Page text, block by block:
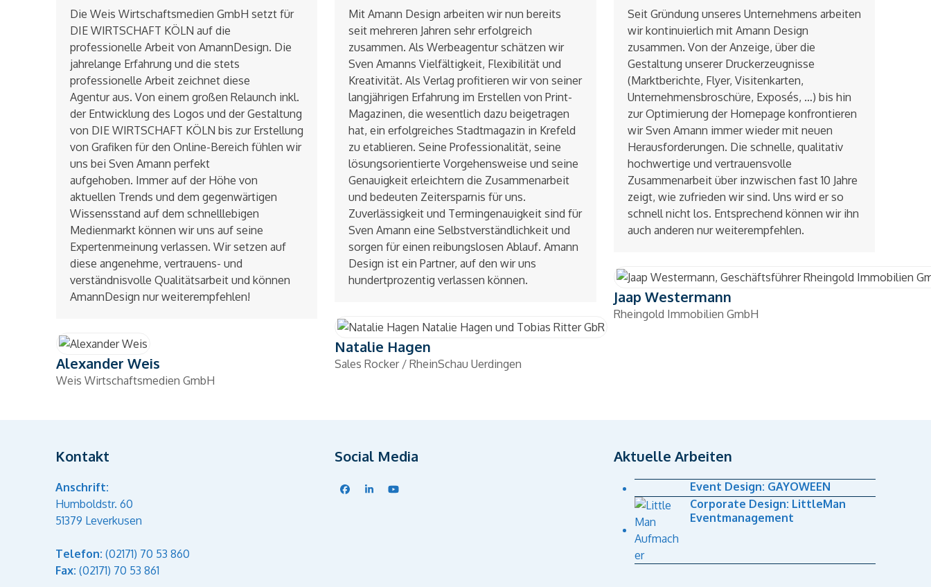
Die Weis Wirtschaftsmedien GmbH setzt für
DIE WIRTSCHAFT KÖLN auf die
professionelle Arbeit von AmannDesign. Die
jahrelange Erfahrung und die stets
professionelle Arbeit zeichnet diese
Agentur aus. Von einem großen Relaunch inkl.
der Entwicklung des Logos und der Gestaltung
von DIE WIRTSCHAFT KÖLN bis zur Erstellung
von Grafiken für den Online-Bereich fühlen wir
uns bei Sven Amann perfekt
aufgehoben. Immer auf der Höhe von
aktuellen Trends und dem gegenwärtigen
Wissensstand auf dem schnelllebigen
Medienmarkt können wir uns auf seine
Expertenmeinung verlassen. Wir setzen auf
diese angenehme, vertrauens- und
verständnisvolle Qualitätsarbeit und können
AmannDesign nur weiterempfehlen!
Alexander Weis
Weis Wirtschaftsmedien GmbH
Mit Amann Design arbeiten wir nun bereits
seit mehreren Jahren sehr erfolgreich
zusammen. Als Werbeagentur schätzen wir
Sven Amanns Vielfältigkeit, Flexibilität und
Kreativität. Als Verlag profitieren wir von seiner
langjährigen Erfahrung im Erstellen von Print-
Magazinen, die wesentlich dazu beigetragen
hat, ein erfolgreiches Stadtmagazin in Krefeld
zu etablieren. Seine Professionalität, seine
lösungsorientierte Vorgehensweise und seine
Genauigkeit erleichtern die Zusammenarbeit
und bedeuten Zeitersparnis für uns.
Zuverlässigkeit und Termingenauigkeit sind für
Sven Amann eine Selbstverständlichkeit und
sorgen für einen reibungslosen Ablauf. Amann
Design ist ein Partner, auf den wir uns
hundertprozentig verlassen können.
Natalie Hagen
Sales Rocker / RheinSchau Uerdingen
Seit Gründung unseres Unternehmens arbeiten
wir kontinuierlich mit Amann Design
zusammen. Von der Anzeige, über die
Gestaltung unserer Druckerzeugnisse
(Marktberichte, Flyer, Visitenkarten,
Unternehmensbroschüre, Exposés, …) bis hin
zur Optimierung der Homepage konfrontieren
wir Sven Amann immer wieder mit neuen
Herausforderungen. Die schnelle, qualitativ
hochwertige und vertrauensvolle
Zusammenarbeit über inzwischen fast 10 Jahre
zeigt, wie zufrieden wir sind. Uns wird er so
schnell nicht los. Entsprechend können wir ihn
auch anderen nur weiterempfehlen.
Jaap Westermann
Rheingold Immobilien GmbH
Kontakt
Anschrift:
Humboldstr. 60
51379 Leverkusen
Telefon: (02171) 70 53 860
Fax: (02171) 70 53 861
Social Media
FacebookLinkedInYouTube
Aktuelle Arbeiten
Event Design: GAYOWEEN
Corporate Design: LittleMan
Eventmanagement